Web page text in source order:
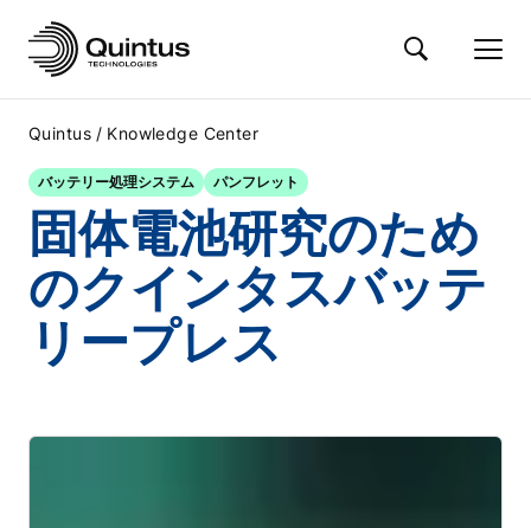
Quintus / Knowledge Center
バッテリー処理システム パンフレット
固体電池研究のため
のクインタスバッテ
リープレス